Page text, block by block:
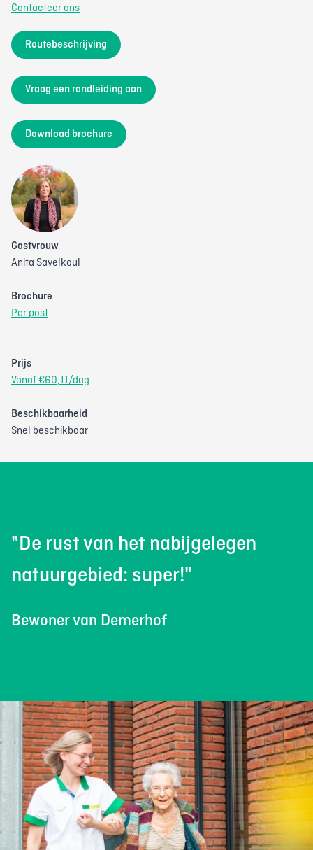
Contacteer ons
Routebeschrijving
Vraag een rondleiding aan
Download brochure
Gastvrouw
Anita Savelkoul
Brochure
Per post
Prijs
Vanaf €60,11/dag
Beschikbaarheid
Snel beschikbaar
"De rust van het nabijgelegen
natuurgebied: super!"
Bewoner van Demerhof